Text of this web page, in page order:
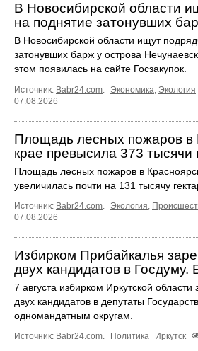
В Новосибирской области
на поднятие затонувших
В Новосибирской области ищут
затонувших барж у острова
этом появилась на сайте Госзакупок.
Источник: Babr24.com Экономика Экология
07.08.2026
Площадь лесных пожаров в
крае превысила 373 тысячи
Площадь лесных пожаров в
увеличилась почти на 131 тысячу
Источник: Babr24.com Экология
07.08.2026
Избирком Прибайкалья
двух кандидатов в Госдуму.
7 августа избирком Иркутской
двух кандидатов в депутаты
одномандатным округам.
Источник: Babr24.com Политика Иркутск